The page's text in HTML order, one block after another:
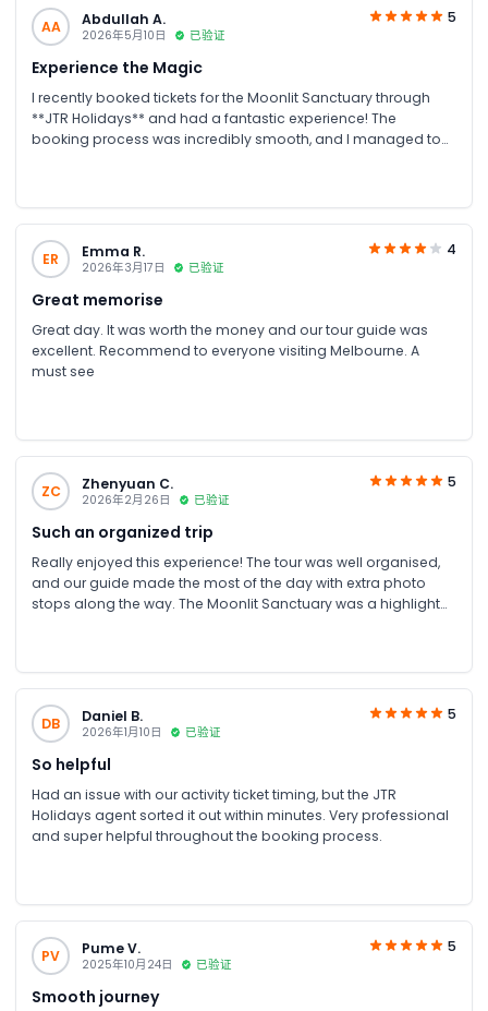
AA Abdullah A.
2026年5月10日 已验证
5
Experience the Magic
I recently booked tickets for the Moonlit Sanctuary through
**JTR Holidays** and had a fantastic experience! The
booking process was incredibly smooth, and I managed to
and friendly, answering all my questions in no time. It made
the whole journey feel personal and stress-free.
ER
Emma R.
2026年3月17日 已验证
4
Great memorise
Great day. It was worth the money and our tour guide was
excellent. Recommend to everyone visiting Melbourne. A
must see
ZC Zhenyuan C.
2026年2月26日 已验证
5
Such an organized trip
Really enjoyed this experience! The tour was well organised,
and our guide made the most of the day with extra photo
stops along the way. The Moonlit Sanctuary was a highlight—
even more special.
DB
Daniel B.
2026年1月10日 已验证
5
So helpful
Had an issue with our activity ticket timing, but the JTR
Holidays agent sorted it out within minutes. Very professional
and super helpful throughout the booking process.
PV Pume V.
2025年10月24日 已验证
5
Smooth journey